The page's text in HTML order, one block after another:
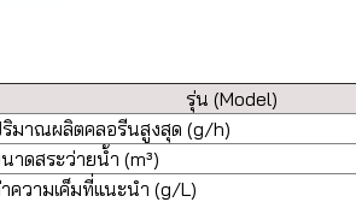
รุ่น (Model)
มาณผลิตคลอรีนสูงสุด (g/h)
าดสระว่ายน้ำ (m³)
ความเค็มที่แนะนำ (g/L)